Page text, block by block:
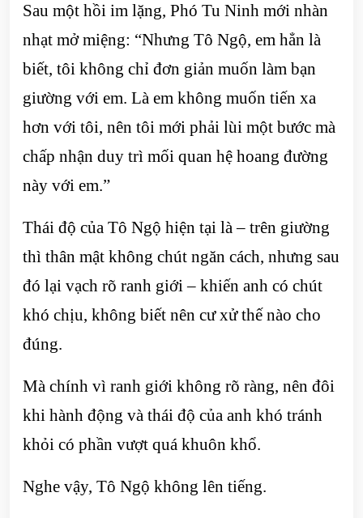
Sau một hồi im lặng, Phó Tu Ninh mới nhàn
nhạt mở miệng: “Nhưng Tô Ngộ, em hẳn là
biết, tôi không chỉ đơn giản muốn làm bạn
giường với em. Là em không muốn tiến xa
hơn với tôi, nên tôi mới phải lùi một bước mà
chấp nhận duy trì mối quan hệ hoang đường
này với em.”
Thái độ của Tô Ngộ hiện tại là – trên giường
thì thân mật không chút ngăn cách, nhưng sau
đó lại vạch rõ ranh giới – khiến anh có chút
khó chịu, không biết nên cư xử thế nào cho
đúng.
Mà chính vì ranh giới không rõ ràng, nên đôi
khi hành động và thái độ của anh khó tránh
khỏi có phần vượt quá khuôn khổ.
Nghe vậy, Tô Ngộ không lên tiếng.